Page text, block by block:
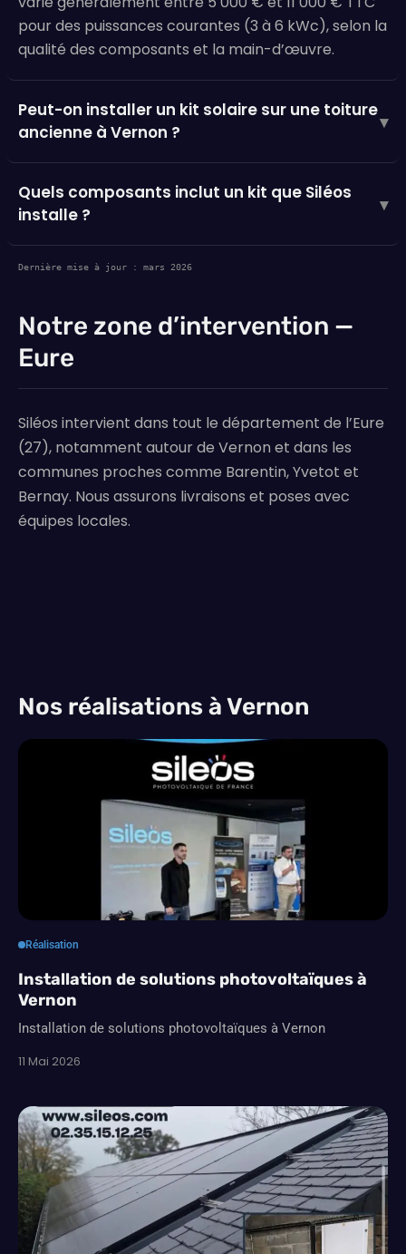
pour des puissances courantes (3 à 6 kWc), selon la
qualité des composants et la main-d’œuvre.
Peut-on installer un kit solaire sur une toiture
ancienne à Vernon ?
▾
Quels composants inclut un kit que Siléos
installe ?
▾
Dernière mise à jour : mars 2026
Notre zone d’intervention —
Eure
Siléos intervient dans tout le département de l’Eure
(27), notamment autour de Vernon et dans les
communes proches comme Barentin, Yvetot et
Bernay. Nous assurons livraisons et poses avec
équipes locales.
Nos réalisations à Vernon
Réalisation
Installation de solutions photovoltaïques à
Vernon
Installation de solutions photovoltaïques à Vernon
11 Mai 2026